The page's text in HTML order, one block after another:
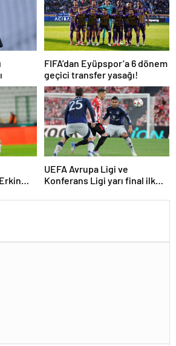
FIFA’dan Eyüpspor’a 6 dönem
geçici transfer yasağı!
UEFA Avrupa Ligi ve
Konferans Ligi yarı final ilk